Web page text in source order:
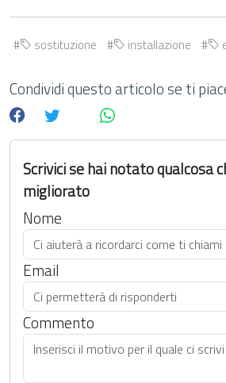
sostituzione installazione
Condividi questo articolo se ti
Scrivici se hai notato qualcosa
migliorato
Nome
Email
Commento